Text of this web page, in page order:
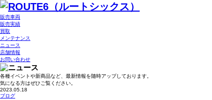
販売車両
販売実績
買取
メンテナンス
ニュース
店舗情報
お問い合わせ
各種イベントや新商品など、最新情報を随時アップしております。
気になる方はぜひご覧ください。
2023.05.18
ブログ